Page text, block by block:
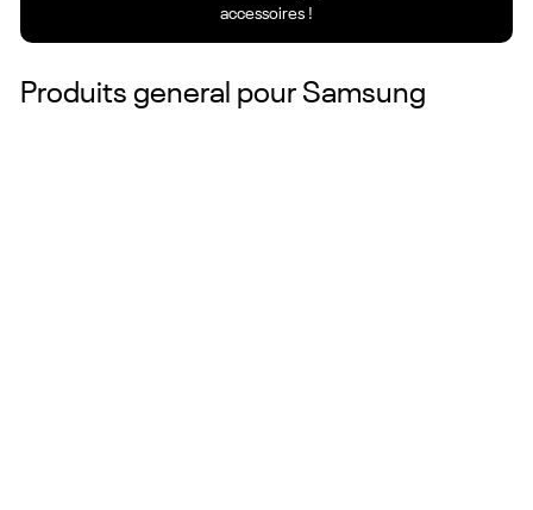
accessoires !
Produits general pour Samsung